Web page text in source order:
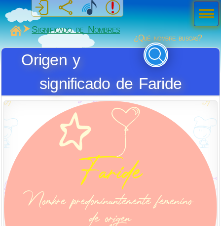
MiSabueso
Significado de Nombres
¿Qué nombre buscas?
Origen y
significado de Faride
Men
ú